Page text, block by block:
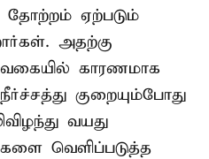
தோற்றம் ஏற்படும்
அதற்கு
காரணமாக
குறையும்போது
வயது
வெளிப்படுத்த